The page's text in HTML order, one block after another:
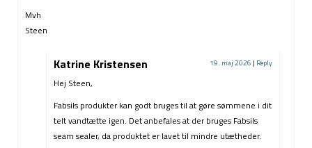
Mvh
Steen
Katrine Kristensen 19. maj 2026 | Reply
Hej Steen,
Fabsils produkter kan godt bruges til at gøre sømmene i dit
telt vandtætte igen. Det anbefales at der bruges Fabsils
seam sealer, da produktet er lavet til mindre utætheder.